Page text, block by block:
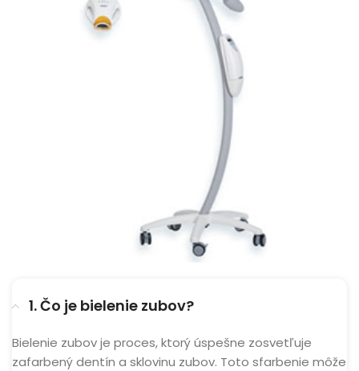
1. Čo je bielenie zubov?
Bielenie zubov je proces, ktorý úspešne zosvetľuje
zafarbený dentín a sklovinu zubov. Toto sfarbenie môže